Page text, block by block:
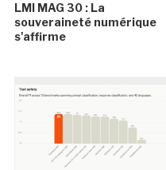
LMI MAG 30 : La
souveraineté numérique
s'affirme